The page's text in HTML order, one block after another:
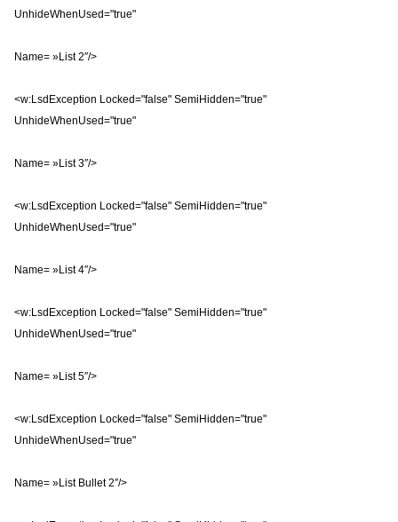
UnhideWhenUsed="true"
Name= »List 2″/>
<w:LsdException Locked="false" SemiHidden="true"
UnhideWhenUsed="true"
Name= »List 3″/>
<w:LsdException Locked="false" SemiHidden="true"
UnhideWhenUsed="true"
Name= »List 4″/>
<w:LsdException Locked="false" SemiHidden="true"
UnhideWhenUsed="true"
Name= »List 5″/>
<w:LsdException Locked="false" SemiHidden="true"
UnhideWhenUsed="true"
Name= »List Bullet 2″/>